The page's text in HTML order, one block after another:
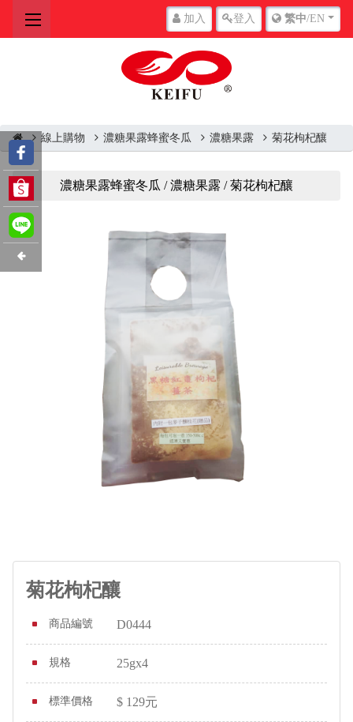
加入 登入 繁中/EN
線上購物 濃糖果露蜂蜜冬瓜 濃糖果露 菊花枸杞釀
濃糖果露蜂蜜冬瓜 / 濃糖果露 / 菊花枸杞釀
菊花枸杞釀
商品編號 D0444
規格 25gx4
標準價格 $ 129元